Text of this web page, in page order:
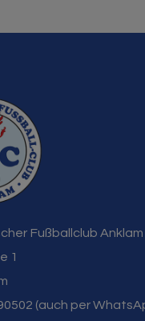
Fußballclub Anklam
1
(auch per